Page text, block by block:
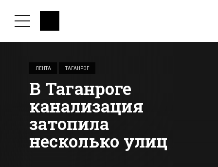
ЛЕНТА ТАГАНРОГ
В Таганроге
канализация
затопила
несколько улиц